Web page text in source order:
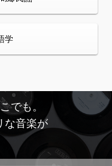
学
でも。
な音楽が